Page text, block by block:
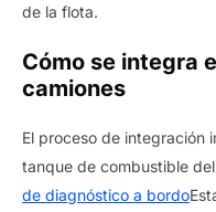
de la flota.
Cómo se integra
camiones
El proceso de integración
tanque de combustible
de diagnóstico a bordo